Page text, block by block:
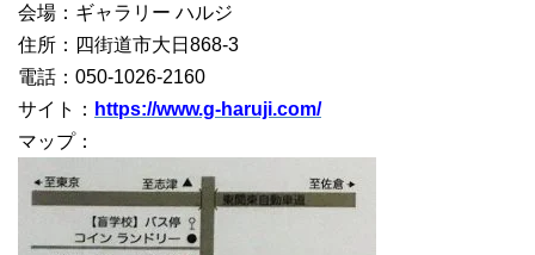
会場：ギャラリー ハルジ
住所：四街道市大日868-3
電話：050-1026-2160
サイト： https://www.g-haruji.com/
マップ：